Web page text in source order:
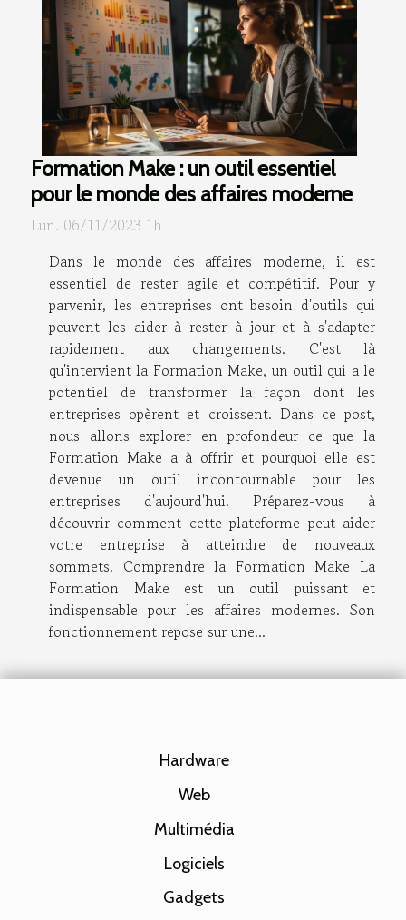
Formation Make : un outil essentiel
pour le monde des affaires moderne
Lun. 06/11/2023 1h
Dans le monde des affaires moderne, il est
essentiel de rester agile et compétitif. Pour y
parvenir, les entreprises ont besoin d'outils qui
peuvent les aider à rester à jour et à s'adapter
rapidement aux changements. C'est là
qu'intervient la Formation Make, un outil qui a le
potentiel de transformer la façon dont les
entreprises opèrent et croissent. Dans ce post,
nous allons explorer en profondeur ce que la
Formation Make a à offrir et pourquoi elle est
devenue un outil incontournable pour les
entreprises d'aujourd'hui. Préparez-vous à
découvrir comment cette plateforme peut aider
votre entreprise à atteindre de nouveaux
sommets. Comprendre la Formation Make La
Formation Make est un outil puissant et
indispensable pour les affaires modernes. Son
fonctionnement repose sur une...
Hardware
Web
Multimédia
Logiciels
Gadgets